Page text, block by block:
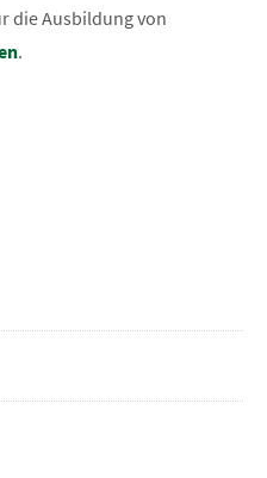
die Ausbildung von
.